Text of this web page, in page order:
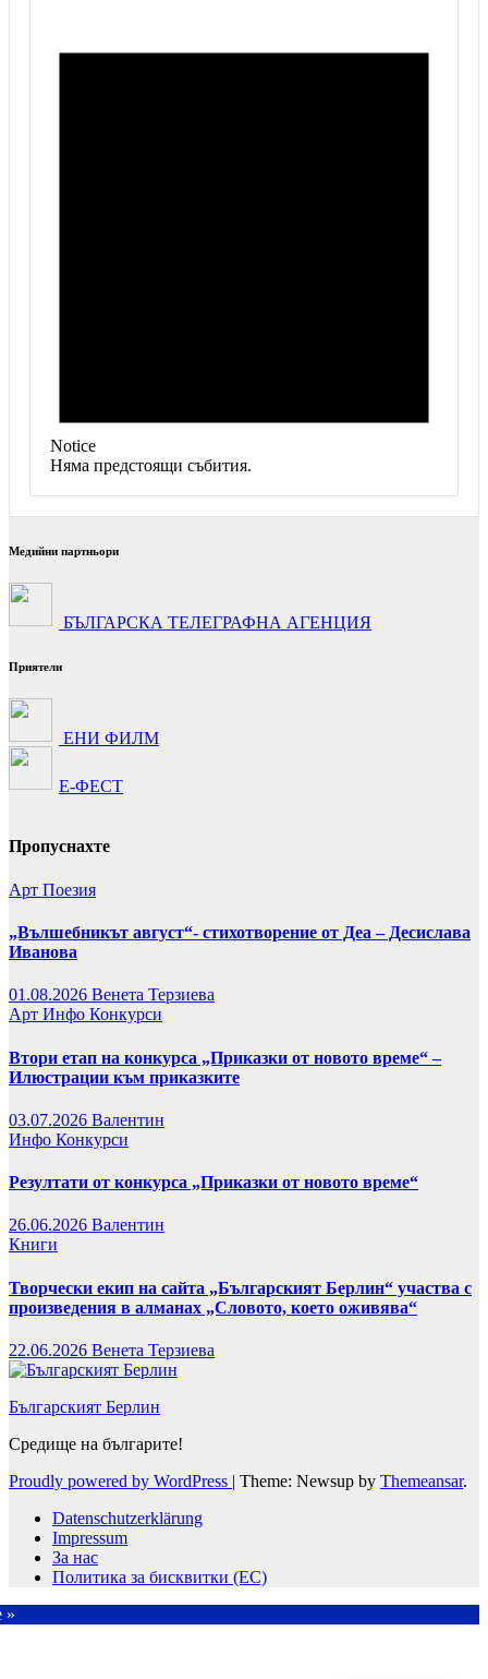
Notice
Няма предстоящи събития.
Медийни партньори
БЪЛГАРСКА ТЕЛЕГРАФНА АГЕНЦИЯ
Приятели
ЕНИ ФИЛМ
Е-ФЕСТ
Пропуснахте
Арт Поезия
„Вълшебникът август“- стихотворение от Деа – Десислава
Иванова
01.08.2026 Венета Терзиева
Арт Инфо Конкурси
Втори етап на конкурса „Приказки от новото време“ –
Илюстрации към приказките
03.07.2026 Валентин
Инфо Конкурси
Резултати от конкурса „Приказки от новото време“
26.06.2026 Валентин
Книги
Творчески екип на сайта „Българският Берлин“ участва с
произведения в алманах „Словото, което оживява“
22.06.2026 Венета Терзиева
Българският Берлин
Средище на българите!
Proudly powered by WordPress | Theme: Newsup by Themeansar.
Datenschutzerklärung
Impressum
За нас
Политика за бисквитки (ЕС)
»